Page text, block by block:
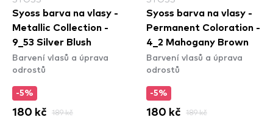
Syoss barva na vlasy -
Metallic Collection -
9_53 Silver Blush
Barvení vlasů a úprava
odrostů
-5%
180 kč 189 kč
Syoss barva na vlasy -
Permanent Coloration -
4_2 Mahogany Brown
Barvení vlasů a úprava
odrostů
-5%
180 kč 189 kč